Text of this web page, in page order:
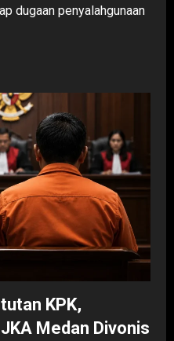
dugaan penyalahgunaan
KPK,
Medan Divonis